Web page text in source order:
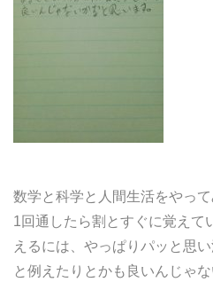
アクセス情報
プライバシーポリシー
数学と科学と人間生活をやっ
1回通したら割とすぐに覚えて
えるには、やっぱりパッと思
と例えたりとかも良いんじゃな